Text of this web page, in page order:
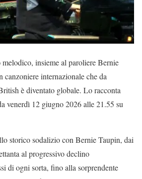
insieme al paroliere Bernie
canzoniere internazionale che da
è diventato globale. Lo racconta
venerdì 12 giugno 2026 alle 21.55 su
storico sodalizio con Bernie Taupin, dai
al progressivo declino
di ogni sorta, fino alla sorprendente